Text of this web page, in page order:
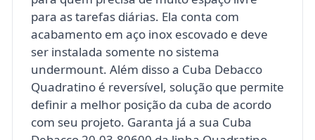
para as tarefas diárias. Ela conta com
acabamento em aço inox escovado e deve
ser instalada somente no sistema
undermount. Além disso a Cuba Debacco
Quadratino é reversível, solução que permite
definir a melhor posição da cuba de acordo
com seu projeto. Garanta já a sua Cuba